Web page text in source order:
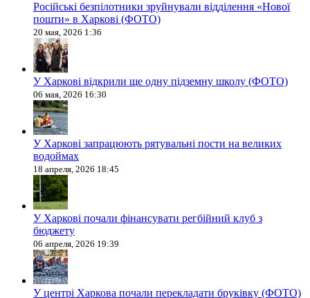
Російські безпілотники зруйнували відділення «Нової
пошти» в Харкові (ФОТО)
20 мая, 2026 1:36
У Харкові відкрили ще одну підземну школу (ФОТО)
06 мая, 2026 16:30
У Харкові запрацюють рятувальні пости на великих
водоймах
18 апреля, 2026 18:45
У Харкові почали фінансувати регбійний клуб з
бюджету
06 апреля, 2026 19:39
У центрі Харкова почали перекладати бруківку (ФОТО)